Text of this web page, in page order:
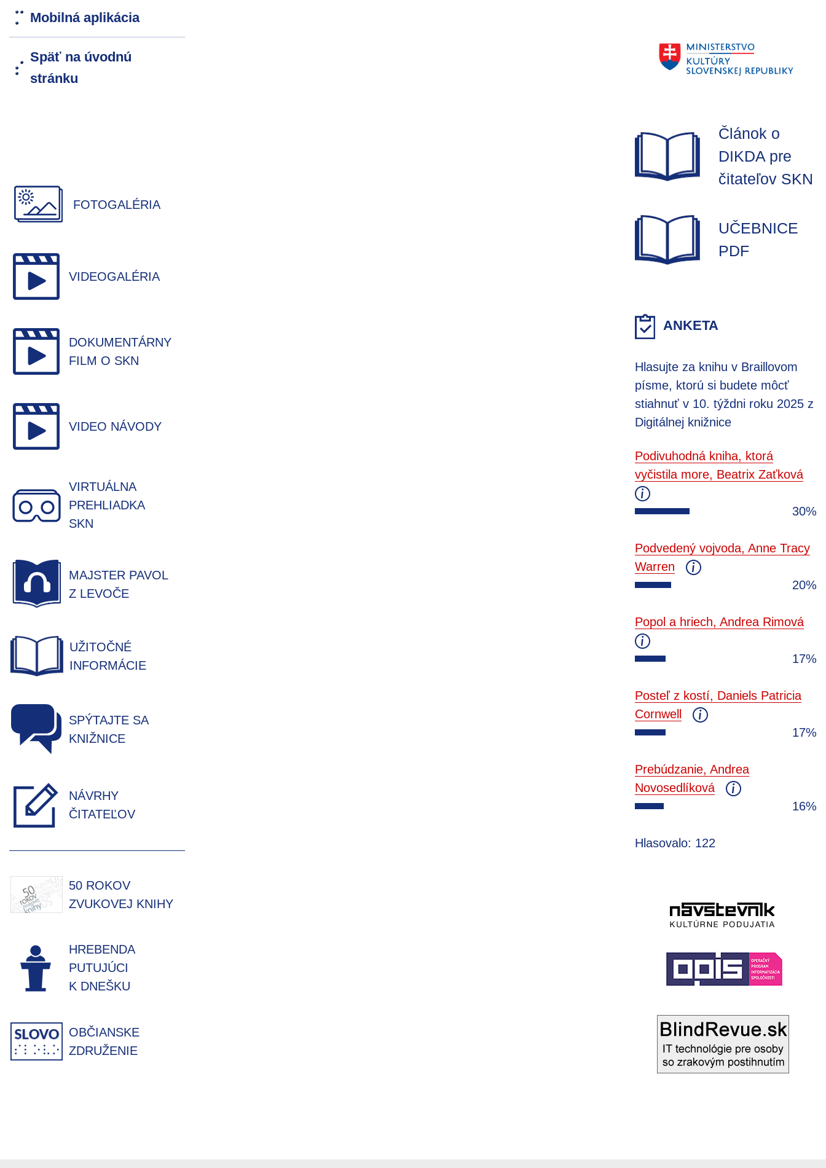
Mobilná aplikácia
Späť na úvodnú
stránku
FOTOGALÉRIA
VIDEOGALÉRIA
DOKUMENTÁRNY
FILM O SKN
VIDEO NÁVODY
VIRTUÁLNA
PREHLIADKA
SKN
MAJSTER PAVOL
Z LEVOČE
UŽITOČNÉ
INFORMÁCIE
SPÝTAJTE SA
KNIŽNICE
NÁVRHY
ČITATEĽOV
50 ROKOV
ZVUKOVEJ KNIHY
HREBENDA
PUTUJÚCI
K DNEŠKU
OBČIANSKE
ZDRUŽENIE
Článok o
DIKDA pre
čitateľov SKN
UČEBNICE
PDF
ANKETA
Hlasujte za knihu v Braillovom
písme, ktorú si budete môcť
stiahnuť v 10. týždni roku 2025 z
Digitálnej knižnice
Podivuhodná kniha, ktorá
vyčistila more, Beatrix Zaťková
30%
Podvedený vojvoda, Anne Tracy
Warren
20%
Popol a hriech, Andrea Rimová
17%
Posteľ z kostí, Daniels Patricia
Cornwell
17%
Prebúdzanie, Andrea
Novosedlíková
16%
Hlasovalo: 122